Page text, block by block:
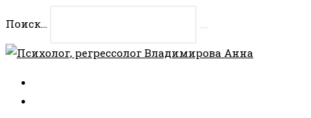
содержимому
Поиск...